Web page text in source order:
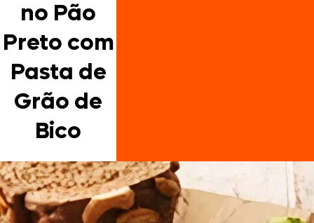
no Pão
Preto com
Pasta de
Grão de
Bico